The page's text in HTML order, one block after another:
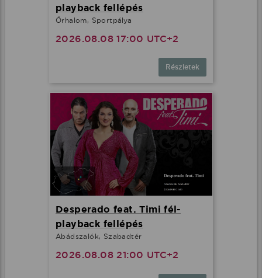
playback fellépés
Őrhalom, Sportpálya
2026.08.08 17:00 UTC+2
Részletek
Desperado feat. Timi fél-
playback fellépés
Abádszalók, Szabadtér
2026.08.08 21:00 UTC+2